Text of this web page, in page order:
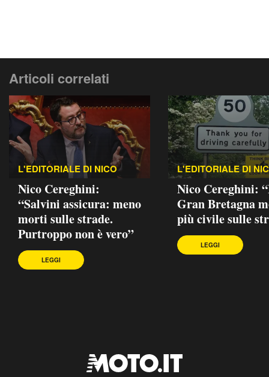
Articoli correlati
L'EDITORIALE DI NICO
Nico Cereghini:
“Salvini assicura: meno
morti sulle strade.
Purtroppo non è vero”
LEGGI
L'EDITORIALE DI
Nico Cereghini:
Gran Bretagna
più civile sulle
LEGGI